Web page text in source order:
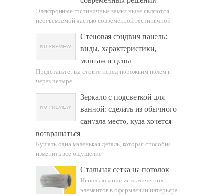
Электронные гостиничные замки ныне являются
неотъемлемой частью современной гостиничной
Стеновая сэндвич панель:
виды, характеристики,
монтаж и цены
Представьте: вы стоите перед порожним полем и
через четыре
Зеркало с подсветкой для
ванной: сделать из обычного
санузла место, куда хочется
возвращаться
Кушать одна маленькая деталь, которая способна
изменить всё ощущение
Стальная сетка на потолок
Использование металлических
элементов в оформлении интерьера